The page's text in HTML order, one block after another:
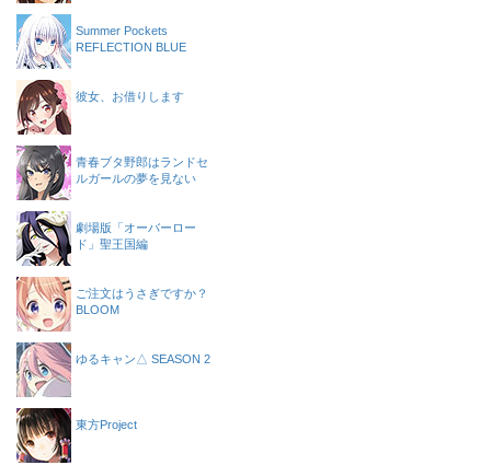
Summer Pockets
REFLECTION BLUE
彼女、お借りします
青春ブタ野郎はランドセ
ルガールの夢を見ない
劇場版「オーバーロー
ド」聖王国編
ご注文はうさぎですか？
BLOOM
ゆるキャン△ SEASON 2
東方Project